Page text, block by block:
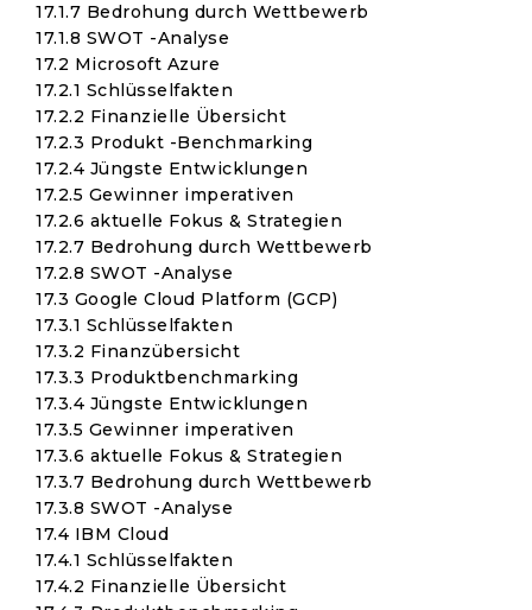
17.1.7 Bedrohung durch Wettbewerb
17.1.8 SWOT -Analyse
17.2 Microsoft Azure
17.2.1 Schlüsselfakten
17.2.2 Finanzielle Übersicht
17.2.3 Produkt -Benchmarking
17.2.4 Jüngste Entwicklungen
17.2.5 Gewinner imperativen
17.2.6 aktuelle Fokus & Strategien
17.2.7 Bedrohung durch Wettbewerb
17.2.8 SWOT -Analyse
17.3 Google Cloud Platform (GCP)
17.3.1 Schlüsselfakten
17.3.2 Finanzübersicht
17.3.3 Produktbenchmarking
17.3.4 Jüngste Entwicklungen
17.3.5 Gewinner imperativen
17.3.6 aktuelle Fokus & Strategien
17.3.7 Bedrohung durch Wettbewerb
17.3.8 SWOT -Analyse
17.4 IBM Cloud
17.4.1 Schlüsselfakten
17.4.2 Finanzielle Übersicht